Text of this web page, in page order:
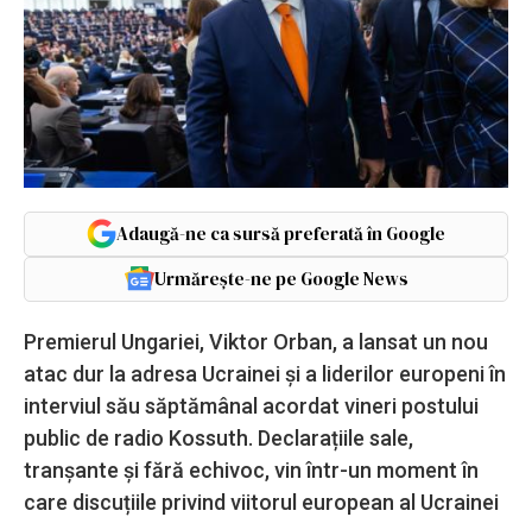
Adaugă-ne ca sursă preferată în Google
Urmărește-ne pe Google News
Premierul Ungariei, Viktor Orban, a lansat un nou
atac dur la adresa Ucrainei și a liderilor europeni în
interviul său săptămânal acordat vineri postului
public de radio Kossuth. Declarațiile sale,
tranșante și fără echivoc, vin într-un moment în
care discuțiile privind viitorul european al Ucrainei